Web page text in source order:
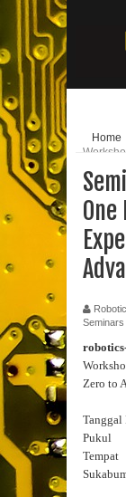
Home
Seminars
Zero to
Tanggal